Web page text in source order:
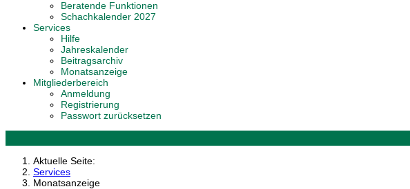
Beratende Funktionen
Schachkalender 2027
Services
Hilfe
Jahreskalender
Beitragsarchiv
Monatsanzeige
Mitgliederbereich
Anmeldung
Registrierung
Passwort zurücksetzen
Aktuelle Seite:
Services
Monatsanzeige